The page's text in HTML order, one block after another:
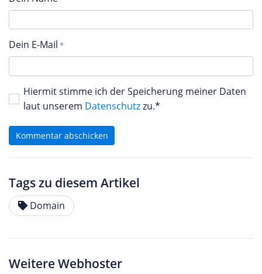
Dein E-Mail
Hiermit stimme ich der Speicherung meiner Daten
laut unserem Datenschutzzu.*
Kommentar abschicken
Tags zu diesem Artikel
Domain
Weitere Webhoster